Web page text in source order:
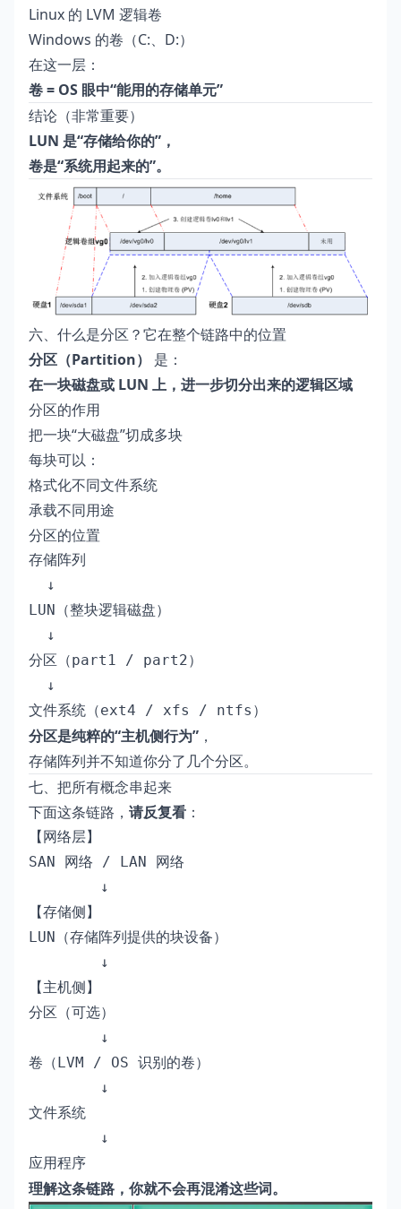
Linux 的 LVM 逻辑卷
Windows 的卷（C:、D:）
在这一层：
卷 = OS 眼中“能用的存储单元”
结论（非常重要）
LUN 是“存储给你的”，
卷是“系统用起来的”。
六、什么是分区？它在整个链路中的位置
分区（Partition）
是：
在一块磁盘或 LUN 上，进一步切分出来的逻辑区域
分区的作用
把一块“大磁盘”切成多块
每块可以：
格式化不同文件系统
承载不同用途
分区的位置
存储阵列
  ↓
LUN（整块逻辑磁盘）
  ↓
分区（part1 / part2）
  ↓
文件系统（ext4 / xfs / ntfs）
分区是纯粹的“主机侧行为” ，
存储阵列并不知道你分了几个分区。
七、把所有概念串起来
下面这条链路， 请反复看 ：
【网络层】
SAN 网络 / LAN 网络
        ↓
【存储侧】
LUN（存储阵列提供的块设备）
        ↓
【主机侧】
分区（可选）
        ↓
卷（LVM / OS 识别的卷）
        ↓
文件系统
        ↓
应用程序
理解这条链路，你就不会再混淆这些词。